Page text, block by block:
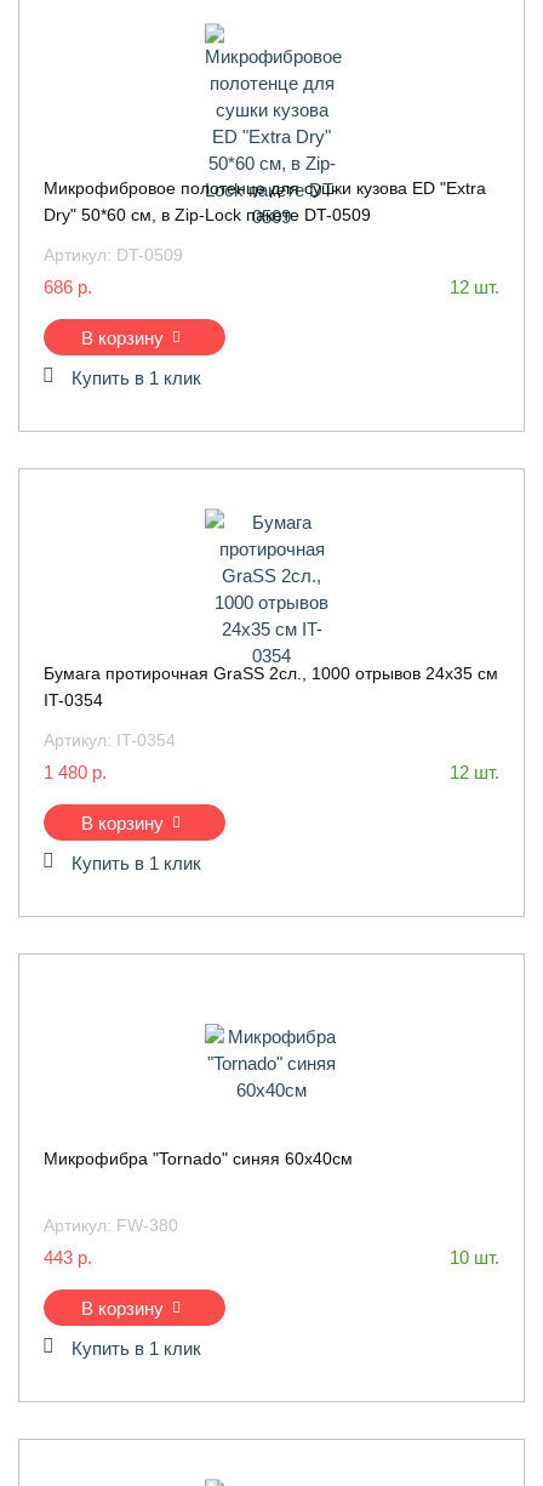
Микрофибровое полотенце для сушки кузова ED "Extra
Dry" 50*60 см, в Zip-Lock пакете DT-0509
Артикул: DT-0509
686 р. 12 шт.
В корзину
Купить в 1 клик
Бумага протирочная GraSS 2сл., 1000 отрывов 24х35 см
IT-0354
Артикул: IT-0354
1 480 р. 12 шт.
В корзину
Купить в 1 клик
Микрофибра "Tornado" синяя 60х40см
Артикул: FW-380
443 р. 10 шт.
В корзину
Купить в 1 клик